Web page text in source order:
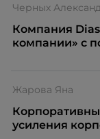
Черных
Компания
компании» с
Жарова Яна
усиления